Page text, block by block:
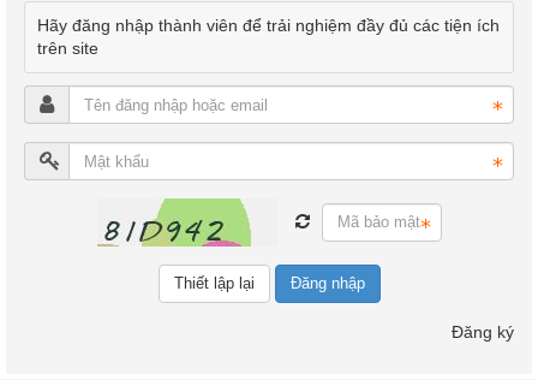
Hãy đăng nhập thành viên để trải nghiệm đầy đủ các tiện ích
trên site
Đăng nhập
Đăng ký